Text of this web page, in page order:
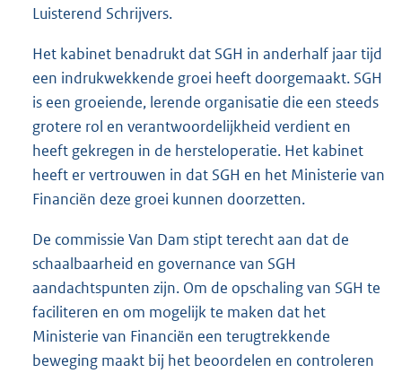
Luisterend Schrijvers.
Het kabinet benadrukt dat SGH in anderhalf jaar tijd
een indrukwekkende groei heeft doorgemaakt. SGH
is een groeiende, lerende organisatie die een steeds
grotere rol en verantwoordelijkheid verdient en
heeft gekregen in de hersteloperatie. Het kabinet
heeft er vertrouwen in dat SGH en het Ministerie van
Financiën deze groei kunnen doorzetten.
De commissie Van Dam stipt terecht aan dat de
schaalbaarheid en governance van SGH
aandachtspunten zijn. Om de opschaling van SGH te
faciliteren en om mogelijk te maken dat het
Ministerie van Financiën een terugtrekkende
beweging maakt bij het beoordelen en controleren